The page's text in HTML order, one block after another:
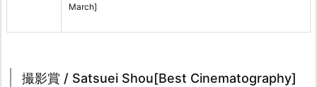
March]
撮影賞 / Satsuei Shou[Best Cinematography]